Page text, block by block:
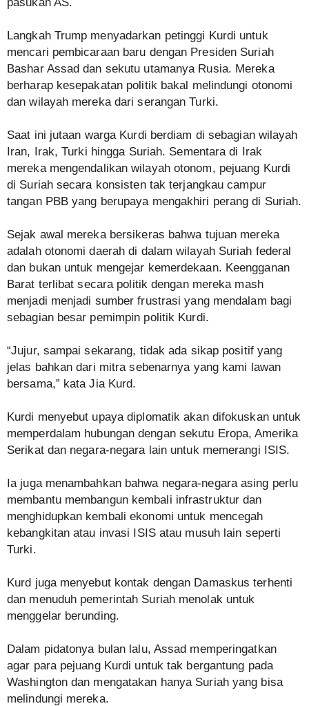
Langkah Trump menyadarkan petinggi Kurdi untuk
mencari pembicaraan baru dengan Presiden Suriah
Bashar Assad dan sekutu utamanya Rusia. Mereka
berharap kesepakatan politik bakal melindungi otonomi
dan wilayah mereka dari serangan Turki.
Saat ini jutaan warga Kurdi berdiam di sebagian wilayah
Iran, Irak, Turki hingga Suriah. Sementara di Irak
mereka mengendalikan wilayah otonom, pejuang Kurdi
di Suriah secara konsisten tak terjangkau campur
tangan PBB yang berupaya mengakhiri perang di Suriah.
Sejak awal mereka bersikeras bahwa tujuan mereka
adalah otonomi daerah di dalam wilayah Suriah federal
dan bukan untuk mengejar kemerdekaan. Keengganan
Barat terlibat secara politik dengan mereka mash
menjadi menjadi sumber frustrasi yang mendalam bagi
sebagian besar pemimpin politik Kurdi.
“Jujur, sampai sekarang, tidak ada sikap positif yang
jelas bahkan dari mitra sebenarnya yang kami lawan
bersama,” kata Jia Kurd.
Kurdi menyebut upaya diplomatik akan difokuskan untuk
memperdalam hubungan dengan sekutu Eropa, Amerika
Serikat dan negara-negara lain untuk memerangi ISIS.
Ia juga menambahkan bahwa negara-negara asing perlu
membantu membangun kembali infrastruktur dan
menghidupkan kembali ekonomi untuk mencegah
kebangkitan atau invasi ISIS atau musuh lain seperti
Turki.
Kurd juga menyebut kontak dengan Damaskus terhenti
dan menuduh pemerintah Suriah menolak untuk
menggelar berunding.
Dalam pidatonya bulan lalu, Assad memperingatkan
agar para pejuang Kurdi untuk tak bergantung pada
Washington dan mengatakan hanya Suriah yang bisa
melindungi mereka.